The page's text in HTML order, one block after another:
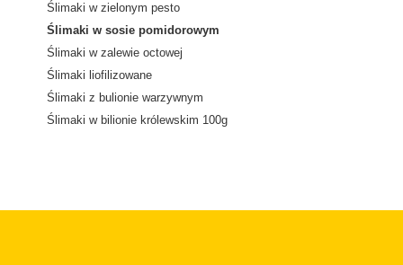
Ślimaki w zielonym pesto
Ślimaki w sosie pomidorowym
Ślimaki w zalewie octowej
Ślimaki liofilizowane
Ślimaki z bulionie warzywnym
Ślimaki w bilionie królewskim 100g